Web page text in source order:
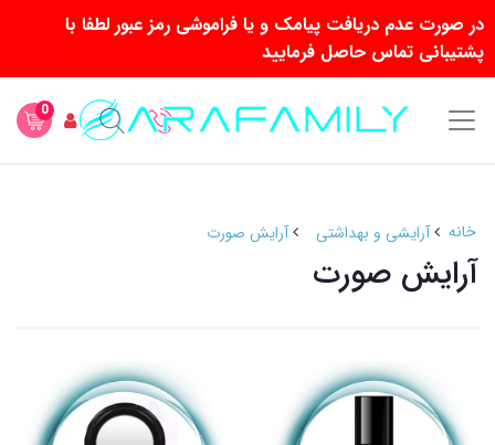
در صورت عدم دریافت پیامک و یا فراموشی رمز عبور لطفا با
پشتیبانی تماس حاصل فرمایید
0
خانه آرایشی و بهداشتی آرایش صورت
آرایش صورت